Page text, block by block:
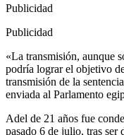
Publicidad
Publicidad
«La transmisión, aunque
podría lograr el objetivo
transmisión de la
enviada al Parlamento
Adel de 21 años fue
pasado 6 de julio, tras